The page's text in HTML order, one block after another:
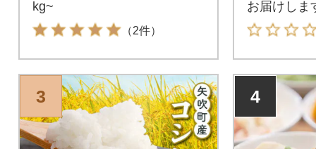
kg~
（2件）
お届けしま
3 4